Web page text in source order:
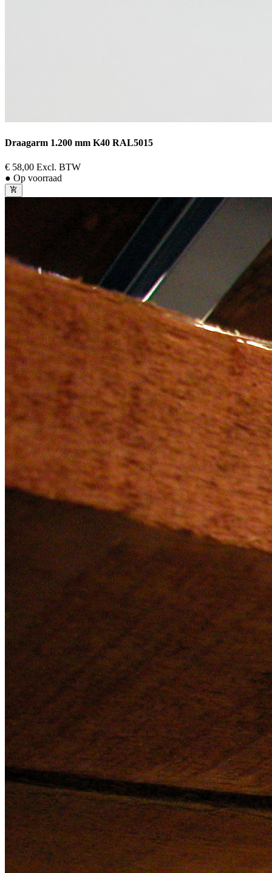
Draagarm 1.200 mm K40 RAL5015
€ 58,00 Excl. BTW
● Op voorraad